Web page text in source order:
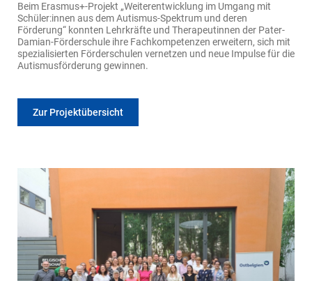
Beim Erasmus+-Projekt „Weiterentwicklung im Umgang mit
Schüler:innen aus dem Autismus-Spektrum und deren
Förderung“ konnten Lehrkräfte und Therapeutinnen der Pater-
Damian-Förderschule ihre Fachkompetenzen erweitern, sich mit
spezialisierten Förderschulen vernetzen und neue Impulse für die
Autismusförderung gewinnen.
Zur Projektübersicht